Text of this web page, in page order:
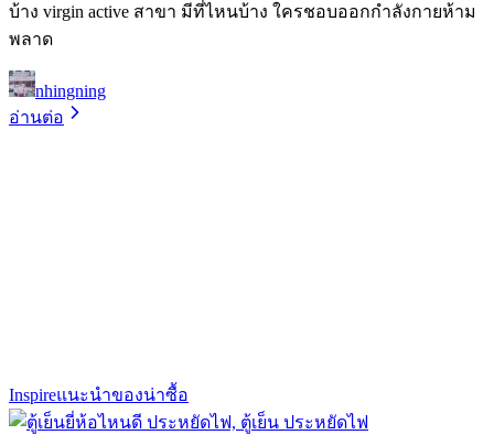
บ้าง virgin active สาขา มีที่ไหนบ้าง ใครชอบออกกำลังกายห้าม
พลาด
nhingning
อ่านต่อ
Inspireแนะนำของน่าซื้อ